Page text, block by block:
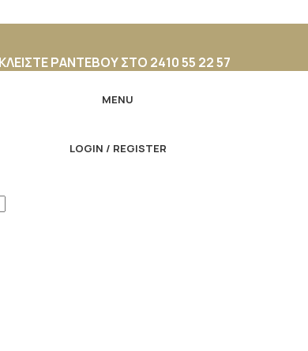
ΚΛΕΙΣΤΕ ΡΑΝΤΕΒΟΥ ΣΤΟ 2410 55 22 57
MENU
LOGIN / REGISTER